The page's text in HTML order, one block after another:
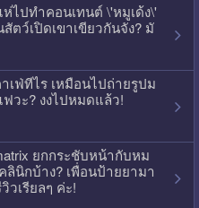
ไปทำคอนเทนต์ \'หมูเด้ง\'
ตว์เปิดเขาเขียวกันจัง? มั
เฟ่ทีไร เหมือนไปถ่ายรูปม
วะ? งงไปหมดแล้ว!
ยกกระชับหน้ากับหม
ลินิกบ้าง? เพื่อนป้ายยามา
เรียลๆ ค่ะ!